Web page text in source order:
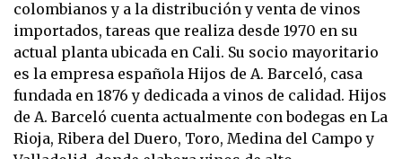
colombianos y a la distribución y venta de vinos
importados, tareas que realiza desde 1970 en su
actual planta ubicada en Cali. Su socio mayoritario
es la empresa española Hijos de A. Barceló, casa
fundada en 1876 y dedicada a vinos de calidad. Hijos
de A. Barceló cuenta actualmente con bodegas en La
Rioja, Ribera del Duero, Toro, Medina del Campo y